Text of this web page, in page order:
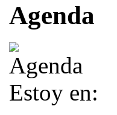
Agenda
Estoy en: